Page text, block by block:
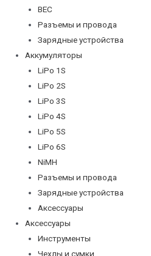
BEC
Разъемы и провода
Зарядные устройства
Аккумуляторы
LiPo 1S
LiPo 2S
LiPo 3S
LiPo 4S
LiPo 5S
LiPo 6S
NiMH
Разъемы и провода
Зарядные устройства
Аксессуары
Аксессуары
Инструменты
Чехлы и сумки